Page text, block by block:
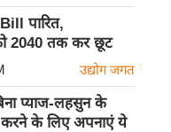
पारित,
को 2040 तक कर छूट
उद्योग जगत
प्याज-लहसुन के
करने के लिए अपनाएं ये